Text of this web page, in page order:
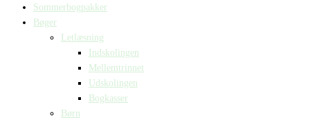
Sommerbogpakker
Bøger
Letlæsning
Indskolingen
Mellemtrinnet
Udskolingen
Bogkasser
Børn